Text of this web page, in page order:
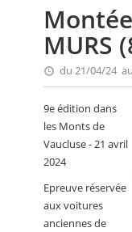
RALLYE
MONTAGNE
EVÈNEMENTS
CALENDRIER
FOCUS
ANNUAIRES
MURS
du 21/04/24
9e édition dans
les Monts de
Vaucluse - 21 avril
2024
Epreuve réservée
aux voitures
anciennes de